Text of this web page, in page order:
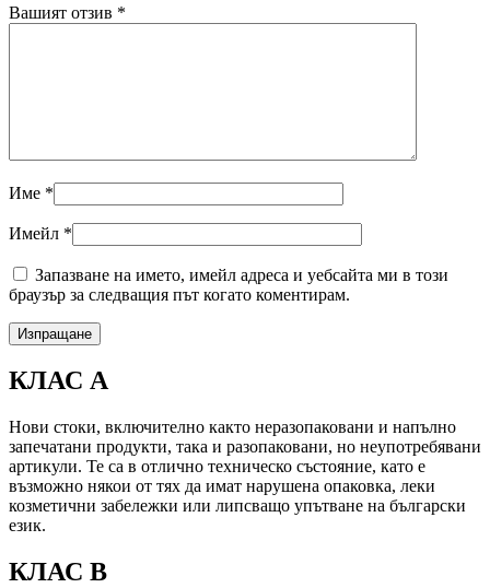
Вашият отзив *
Име *
Имейл *
Запазване на името, имейл адреса и уебсайта ми в този
браузър за следващия път когато коментирам.
КЛАС А
Нови стоки, включително както неразопаковани и напълно
запечатани продукти, така и разопаковани, но неупотребявани
артикули. Те са в отлично техническо състояние, като е
възможно някои от тях да имат нарушена опаковка, леки
козметични забележки или липсващо упътване на български
език.
КЛАС B